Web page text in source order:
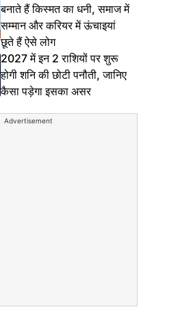
बनाते हैं किस्मत का धनी, समाज में
सम्मान और करियर में ऊंचाइयां
छूते हैं ऐसे लोग
2027 में इन 2 राशियों पर शुरू
होगी शनि की छोटी पनौती, जानिए
कैसा पड़ेगा इसका असर
Advertisement